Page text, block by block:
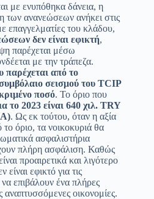
με ενυπόθηκα δάνεια, η
των ανανεώσεων ανήκει στις
του κλάδου,
δεν είναι εφικτή,
παρέχεται μέσω
με την τράπεζα.
από το
σεισμού του TCIP
ποσό. Το όριο που
το 2023 είναι 640 χιλ. TRY
. Ως εκ τούτου, όταν η αξία
το όριο, τα νοικοκυριά θα
ασφαλιστήρια
πλήρη ασφάλιση. Καθώς
προαιρετικά και λιγότερο
εφικτό για τις
επιβάλουν ένα πλήρες
οικονομίες.